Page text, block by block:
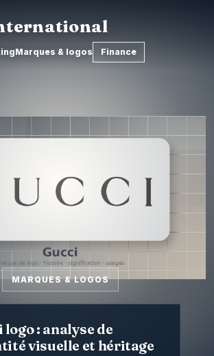
Marques & logos Finance
MARQUES & LOGOS
logo : analyse de
visuelle et héritage